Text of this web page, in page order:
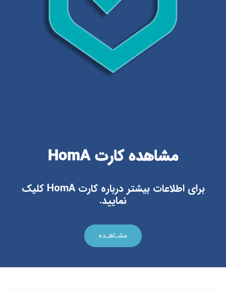
مشاهده کارت HomA
برای اطلاعات بیشتر درباره کارت HomA کلیک
نمایید.
مشـاهـده